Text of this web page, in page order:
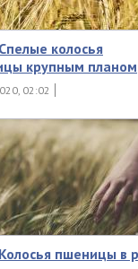
колосья
крупным планом
02:02
пшеницы в